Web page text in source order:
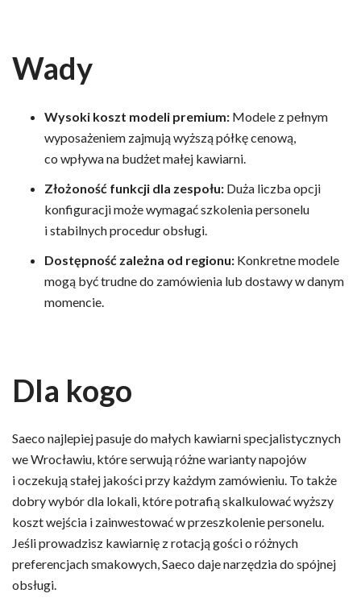
Wady
Wysoki koszt modeli premium: Modele z pełnym
wyposażeniem zajmują wyższą półkę cenową,
co wpływa na budżet małej kawiarni.
Złożoność funkcji dla zespołu: Duża liczba opcji
konfiguracji może wymagać szkolenia personelu
i stabilnych procedur obsługi.
Dostępność zależna od regionu: Konkretne modele
mogą być trudne do zamówienia lub dostawy w danym
momencie.
Dla kogo
Saeco najlepiej pasuje do małych kawiarni specjalistycznych
we Wrocławiu, które serwują różne warianty napojów
i oczekują stałej jakości przy każdym zamówieniu. To także
dobry wybór dla lokali, które potrafią skalkulować wyższy
koszt wejścia i zainwestować w przeszkolenie personelu.
Jeśli prowadzisz kawiarnię z rotacją gości o różnych
preferencjach smakowych, Saeco daje narzędzia do spójnej
obsługi.